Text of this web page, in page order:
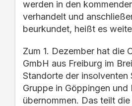
werden in den
verhandelt und
beurkundet, heißt es
Zum 1. Dezember hat die
GmbH aus Freiburg im
Standorte der insolventen
Gruppe in Göppingen und
übernommen. Das teilt